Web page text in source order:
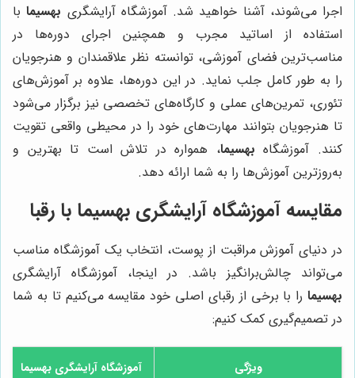
اجرا می‌شوند، آشنا خواهید شد. آموزشگاه آرایشگری بهسیمابا
استفاده از اساتید مجرب و همچنین اجرای دوره‌ها در
مناسب‌ترین فضای آموزشی، توانسته نظر علاقمندان و هنرجویان
را به طور کامل جلب نماید. در این دوره‌ها، علاوه بر آموزش‌های
تئوری، تمرین‌های عملی و کارگاه‌های تخصصی نیز برگزار می‌شود
تا هنرجویان بتوانند مهارت‌های خود را در محیطی واقعی تقویت
کنند. آموزشگاه بهسیما، همواره در تلاش است تا بهترین و
به‌روزترین آموزش‌ها را به شما ارائه دهد.
مقایسه آموزشگاه آرایشگری بهسیما با رقبا
در دنیای آموزش مراقبت از پوست، انتخاب یک آموزشگاه مناسب
می‌تواند چالش‌برانگیز باشد. در اینجا، آموزشگاه آرایشگری
بهسیما را با برخی از رقبای اصلی خود مقایسه می‌کنیم تا به شما
در تصمیم‌گیری کمک کنیم:
ویژگی آموزشگاه آرایشگری بهسیما